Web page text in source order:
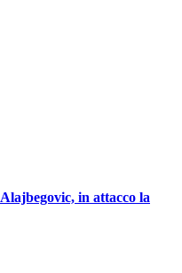
in attacco la